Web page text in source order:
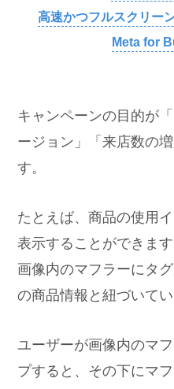
高速かつフルスクリー
Meta for
キャンペーンの目的が
ージョン」「来店数の
す。
たとえば、商品の使用
表示することができま
画像内のマフラーにタ
の商品情報と紐づいてい
ユーザーが画像内のマ
プすると、その下にマ